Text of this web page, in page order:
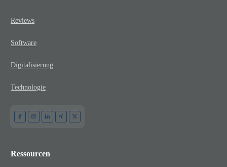
Reviews
Software
Digitalisierung
Technologie
Ressourcen